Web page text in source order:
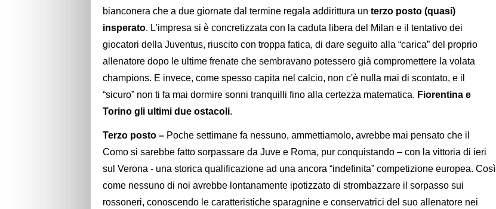
bianconera che a due giornate dal termine regala addirittura un terzo posto (quasi)
insperato. L'impresa si è concretizzata con la caduta libera del Milan e il tentativo dei
giocatori della Juventus, riuscito con troppa fatica, di dare seguito alla “carica” del proprio
allenatore dopo le ultime frenate che sembravano potessero già compromettere la volata
champions. E invece, come spesso capita nel calcio, non c'è nulla mai di scontato, e il
“sicuro” non ti fa mai dormire sonni tranquilli fino alla certezza matematica. Fiorentina e
Torino gli ultimi due ostacoli.
Terzo posto – Poche settimane fa nessuno, ammettiamolo, avrebbe mai pensato che il
Como si sarebbe fatto sorpassare da Juve e Roma, pur conquistando – con la vittoria di ieri
sul Verona - una storica qualificazione ad una ancora “indefinita” competizione europea. Così
come nessuno di noi avrebbe lontanamente ipotizzato di strombazzare il sorpasso sui
rossoneri, conoscendo le caratteristiche sparagnine e conservatrici del suo allenatore nei